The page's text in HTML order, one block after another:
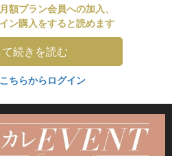
額プラン会員への加入、
ン購入をすると読めます
続きを読む
こちらからログイン